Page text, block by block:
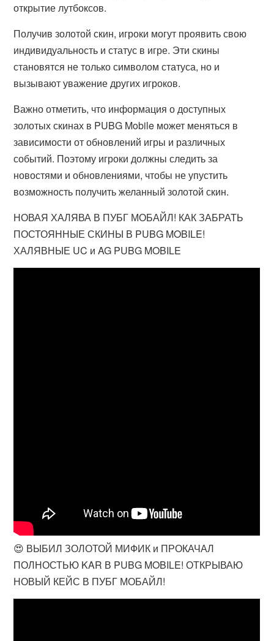
открытие лутбоксов.
Получив золотой скин, игроки могут проявить свою
индивидуальность и статус в игре. Эти скины
становятся не только символом статуса, но и
вызывают уважение других игроков.
Важно отметить, что информация о доступных
золотых скинах в PUBG Mobile может меняться в
зависимости от обновлений игры и различных
событий. Поэтому игроки должны следить за
новостями и обновлениями, чтобы не упустить
возможность получить желанный золотой скин.
НОВАЯ ХАЛЯВА В ПУБГ МОБАЙЛ! КАК ЗАБРАТЬ
ПОСТОЯННЫЕ СКИНЫ В PUBG MOBILE!
ХАЛЯВНЫЕ UC и AG PUBG MOBILE
😍 ВЫБИЛ ЗОЛОТОЙ МИФИК и ПРОКАЧАЛ
ПОЛНОСТЬЮ KAR В PUBG MOBILE! ОТКРЫВАЮ
НОВЫЙ КЕЙС В ПУБГ МОБАЙЛ!